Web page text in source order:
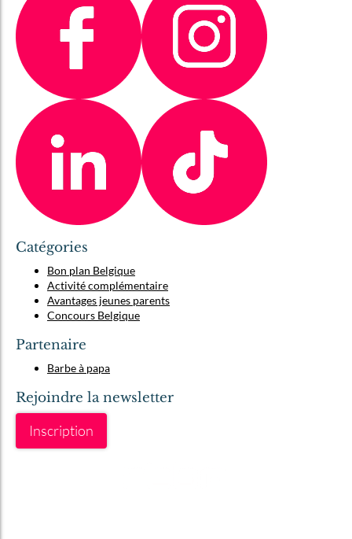
Catégories
Bon plan Belgique
Activité complémentaire
Avantages jeunes parents
Concours Belgique
Partenaire
Barbe à papa
Rejoindre la newsletter
Inscription